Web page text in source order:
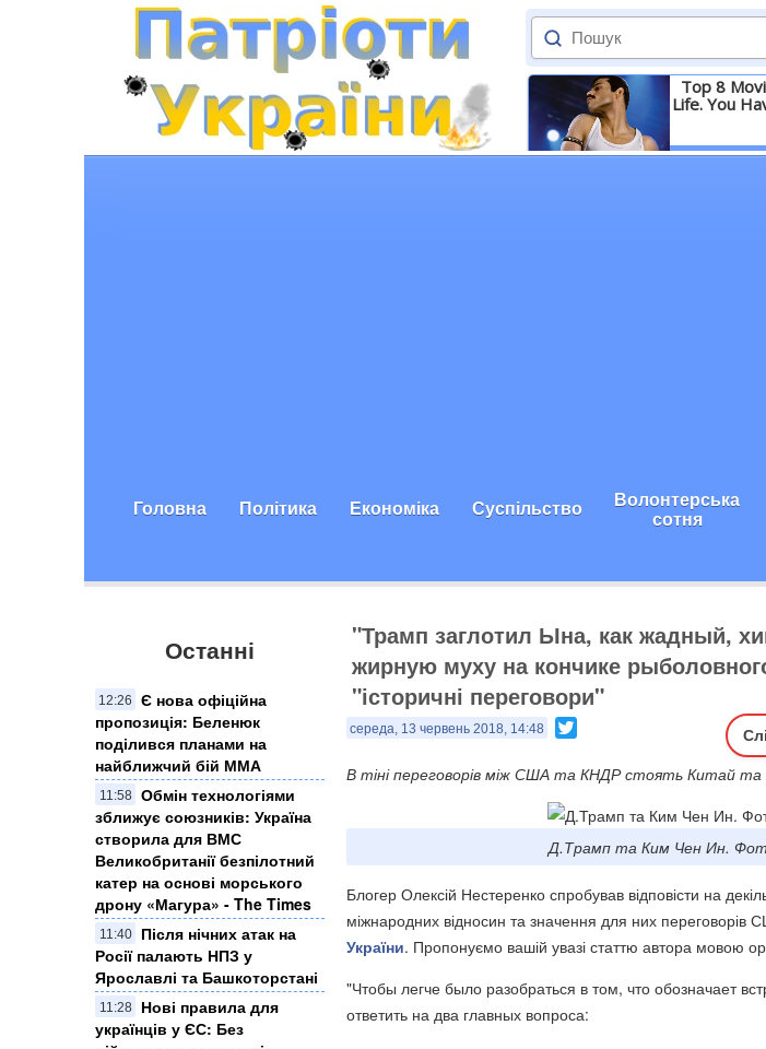
Top 8
Life. You
Головна Політика Економіка Суспільство Волонтерська
сотня
Останні
12:26
Є нова офіційна
пропозиція: Беленюк
поділився планами на
найближчий бій ММА
11:58
Обмін технологіями
зближує союзників: Україна
створила для ВМС
Великобританії безпілотний
катер на основі морського
дрону «Магура» - The Times
11:40
Після нічних атак на
Росії палають НПЗ у
Ярославлі та Башкоторстані
11:28
Нові правила для
українців у ЄС: Без
"Трамп заглотил Ына, как жадный,
жирную муху на кончике
"історичні переговори"
середа, 13 червень 2018, 14:48
В тіні переговорів між США та КНДР стоять Китай та
Д.Трамп та Ким Чен Ин.
Блогер Олексій Нестеренко спробував відповісти на
міжнародних відносин та значення для них
України. Пропонуємо вашій увазі статтю автора мовою
"Чтобы легче было разобраться в том, что обозначает
ответить на два главных вопроса: